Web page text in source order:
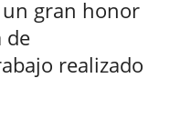
gran honor
de
realizado